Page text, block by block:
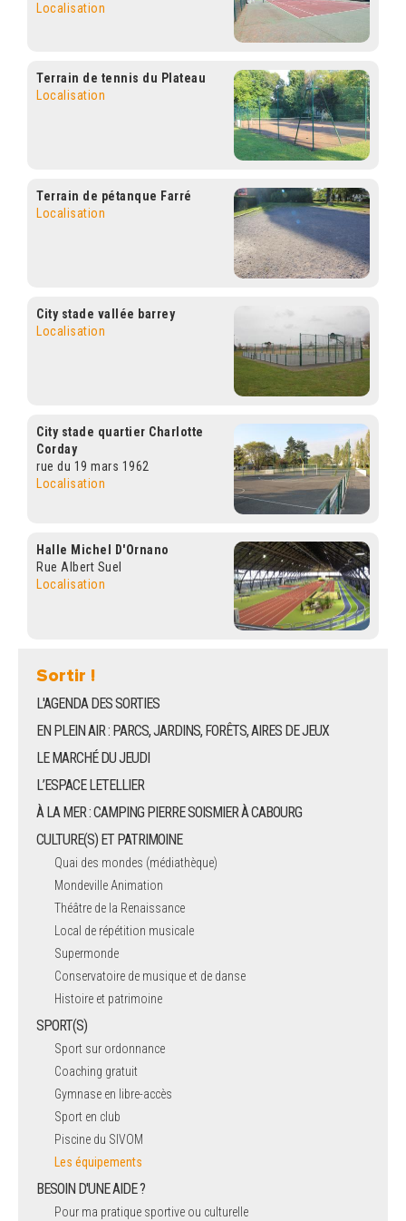
Localisation
Terrain de tennis du Plateau
Localisation
Terrain de pétanque Farré
Localisation
City stade vallée barrey
Localisation
City stade quartier Charlotte
Corday
rue du 19 mars 1962
Localisation
Halle Michel D'Ornano
Rue Albert Suel
Localisation
Sortir !
L'AGENDA DES SORTIES
EN PLEIN AIR : PARCS, JARDINS, FORÊTS, AIRES DE JEUX
LE MARCHÉ DU JEUDI
L’ESPACE LETELLIER
À LA MER : CAMPING PIERRE SOISMIER À CABOURG
CULTURE(S) ET PATRIMOINE
Quai des mondes (médiathèque)
Mondeville Animation
Théâtre de la Renaissance
Local de répétition musicale
Supermonde
Conservatoire de musique et de danse
Histoire et patrimoine
SPORT(S)
Sport sur ordonnance
Coaching gratuit
Gymnase en libre-accès
Sport en club
Piscine du SIVOM
Les équipements
BESOIN D'UNE AIDE ?
Pour ma pratique sportive ou culturelle